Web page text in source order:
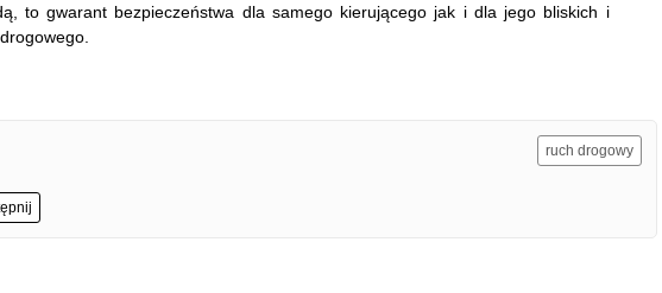
to gwarant bezpieczeństwa dla samego kierującego jak i dla jego bliskich i
ruch drogowy